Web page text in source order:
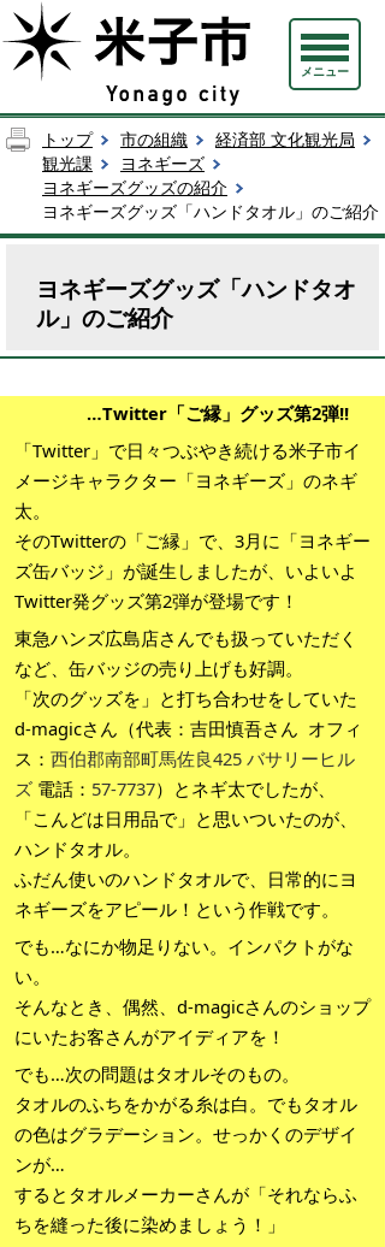
メニュー
トップ 市の組織
経済部 文化観光局
観光課
ヨネギーズ
ヨネギーズグッズの紹介
ヨネギーズグッズ「ハンドタオル」のご紹介
ヨネギーズグッズ「ハンドタオ
ル」のご紹介
…Twitter「ご縁」グッズ第2弾!!
「Twitter」で日々つぶやき続ける米子市イ
メージキャラクター「ヨネギーズ」のネギ
太。
そのTwitterの「ご縁」で、3月に「ヨネギー
ズ缶バッジ」が誕生しましたが、いよいよ
Twitter発グッズ第2弾が登場です！
東急ハンズ広島店さんでも扱っていただく
など、缶バッジの売り上げも好調。
「次のグッズを」と打ち合わせをしていた
d-magicさん（代表：吉田慎吾さん オフィ
ス： 西伯郡南部町馬佐良425 バサリーヒル
ズ 電話： 57-7737）とネギ太でしたが、
「こんどは日用品で」と思いついたのが、
ハンドタオル。
ふだん使いのハンドタオルで、日常的にヨ
ネギーズをアピール！という作戦です。
でも…なにか物足りない。インパクトがな
い。
そんなとき、偶然、d-magicさんのショップ
にいたお客さんがアイディアを！
でも…次の問題はタオルそのもの。
タオルのふちをかがる糸は白。でもタオル
の色はグラデーション。せっかくのデザイ
ンが…
するとタオルメーカーさんが「それならふ
ちを縫った後に染めましょう！」